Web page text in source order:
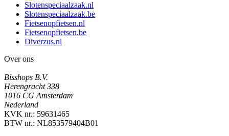
Slotenspeciaalzaak.nl
Slotenspeciaalzaak.be
Fietsenopfietsen.nl
Fietsenopfietsen.be
Diverzus.nl
Over ons
Bisshops B.V.
Herengracht 338
1016 CG Amsterdam
Nederland
KVK nr.: 59631465
BTW nr.: NL853579404B01